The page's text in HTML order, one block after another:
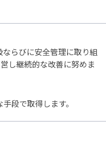
らびに安全管理に取り組
し継続的な改善に努めま
段で取得します。